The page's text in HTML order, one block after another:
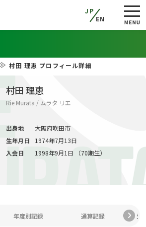
JP
EN
村田 理恵 プロフィール詳細
村田 理恵
Rie Murata / ムラタ リエ
出身地
大阪府吹田市
生年月日
1974年7月13日
入会日
1998年9月1日 （70期生）
年度別記録 通算記録 生